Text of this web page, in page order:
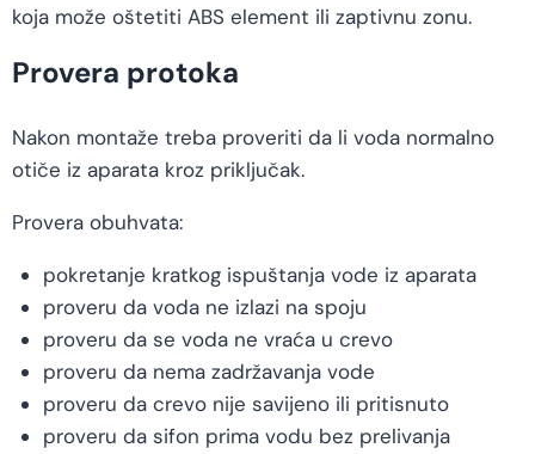
koja može oštetiti ABS element ili zaptivnu zonu.
Provera protoka
Nakon montaže treba proveriti da li voda normalno
otiče iz aparata kroz priključak.
Provera obuhvata:
pokretanje kratkog ispuštanja vode iz aparata
proveru da voda ne izlazi na spoju
proveru da se voda ne vraća u crevo
proveru da nema zadržavanja vode
proveru da crevo nije savijeno ili pritisnuto
proveru da sifon prima vodu bez prelivanja